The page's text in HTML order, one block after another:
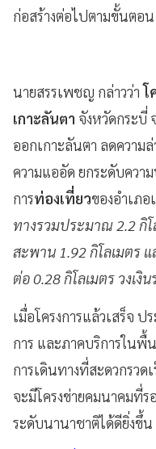
ก่อสร้างต่อไปตามขั้นตอน
นายสรรเพชญ กล่าวว่าโ
เกาะลันตา จังหวัดกระบี่
ออกเกาะลันตา ลดควา
ความแออัด ยกระดับคว
การท่องเที่ยวของอำเภอ
ทางรวมประมาณ 2.2 กิ
สะพาน 1.92 กิโลเมตร
ต่อ 0.28 กิโลเมตร วงเ
เมื่อโครงการแล้วเสร็จ
การ และภาคบริการในพื้
การเดินทางที่สะดวกรว
จะมีโครงข่ายคมนาคมที่ร
ระดับนานาชาติได้ดียิ่งขึ้น